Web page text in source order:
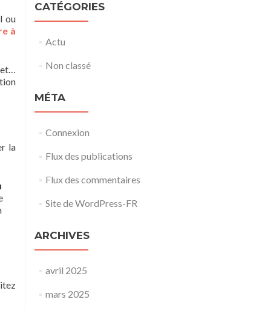
ou
à
la
CATÉGORIES
Actu
Non classé
MÉTA
Connexion
Flux des publications
Flux des commentaires
Site de WordPress-FR
ARCHIVES
avril 2025
mars 2025